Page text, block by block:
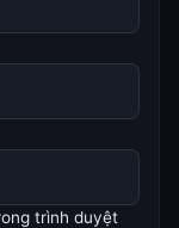
trình duyệt